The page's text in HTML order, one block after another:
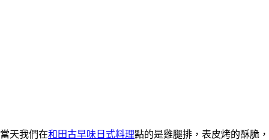
當天我們在和田古早味日式料理點的是雞腿排，表皮烤的酥脆，